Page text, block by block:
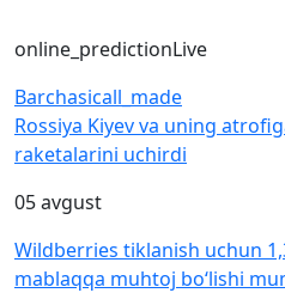
online_predictionLive
Barchasicall_made
Rossiya Kiyev va uning
raketalarini uchirdi
05 avgust
Wildberries tiklanish uchun
mablaqqa muhtoj bo‘lishi